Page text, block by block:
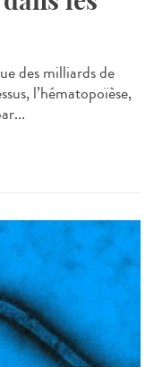
des milliards de
l’hématopoïèse,